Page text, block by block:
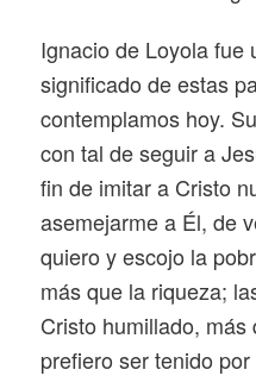
Ignacio de Loyola fue
significado de estas
contemplamos hoy.
con tal de seguir a
fin de imitar a Cristo
asemejarme a Él, de
quiero y escojo la
más que la riqueza;
Cristo humillado,
prefiero ser tenido